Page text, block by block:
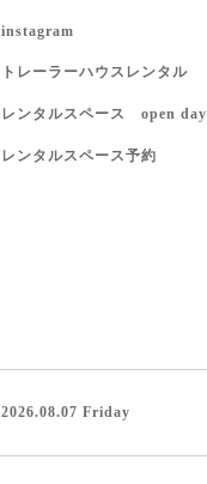
instagram
トレーラーハウスレンタル
レンタルスペース open day
レンタルスペース予約
2026.08.07 Friday